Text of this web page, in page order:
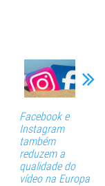
Facebook e
Instagram
também
reduzem a
qualidade do
vídeo na Europa